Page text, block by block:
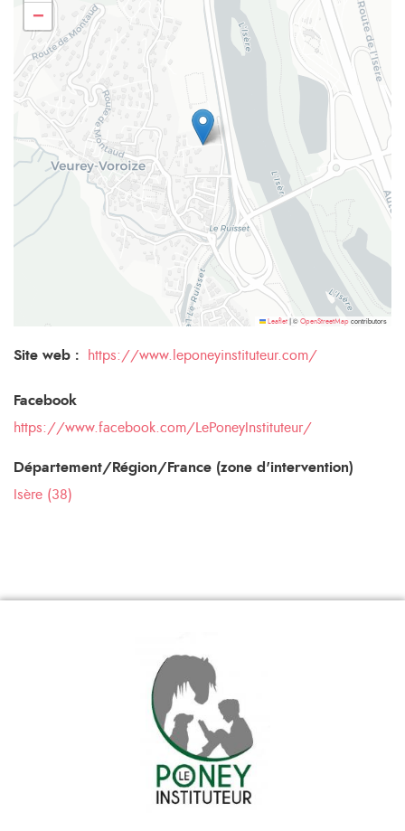
−
Leaflet © OpenStreetMap contributors
Site web : https://www.leponeyinstituteur.com/
Facebook
https://www.facebook.com/LePoneyInstituteur/
Département/Région/France (zone d'intervention)
Isère (38)